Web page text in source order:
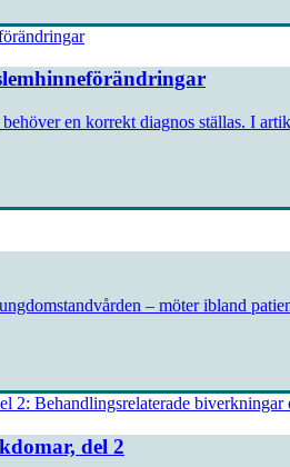
en korrekt diagnos ställas. I
– möter ibland
del 2